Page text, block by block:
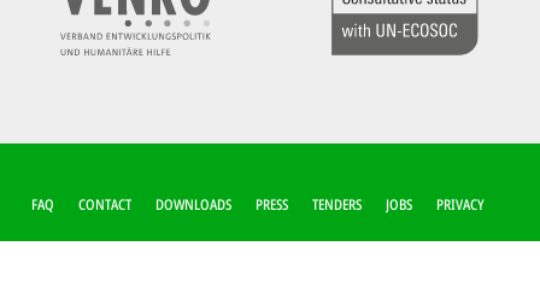
FUSSZEILEN-M
ENÜ
FAQ CONTACT DOWNLOADS PRESS TENDERS JOBS PRIVACY